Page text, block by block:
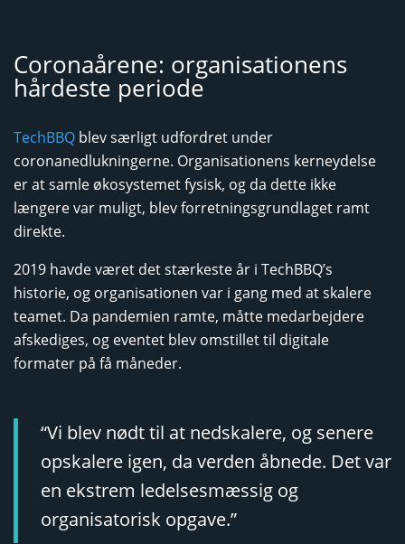
Coronaårene: organisationens
hårdeste periode
TechBBQ blev særligt udfordret under
coronanedlukningerne. Organisationens kerneydelse
er at samle økosystemet fysisk, og da dette ikke
længere var muligt, blev forretningsgrundlaget ramt
direkte.
2019 havde været det stærkeste år i TechBBQ’s
historie, og organisationen var i gang med at skalere
teamet. Da pandemien ramte, måtte medarbejdere
afskediges, og eventet blev omstillet til digitale
formater på få måneder.
“Vi blev nødt til at nedskalere, og senere
opskalere igen, da verden åbnede. Det var
en ekstrem ledelsesmæssig og
organisatorisk opgave.”